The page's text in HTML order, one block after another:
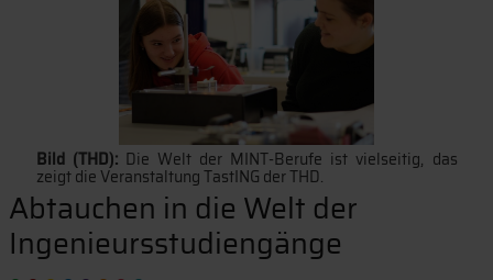
Bild (THD): Die Welt der MINT-Berufe ist vielseitig, das
zeigt die Veranstaltung TastING der THD.
Abtauchen in die Welt der
Ingenieursstudiengänge